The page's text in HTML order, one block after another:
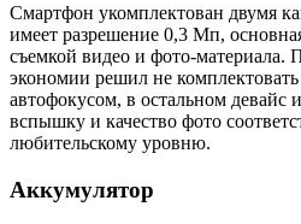
Смартфон укомплектован двумя
имеет разрешение 0,3 Мп,
съемкой видео и фото-материала.
экономии решил не
автофокусом, в остальном девайс
вспышку и качество фото
любительскому уровню.
Аккумулятор